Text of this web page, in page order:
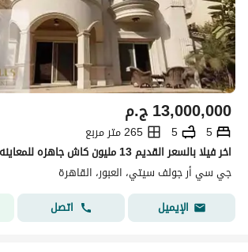
ج.م13,000,000
5
5
265 متر مربع
جي سي أر جولف سيتي، العبور، القاهرة
الإيميل
اتصل